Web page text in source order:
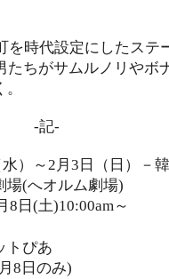
時代設定にしたステ
たちがサムルノリやボ
-記-
）～2月3日（日）－
場(へオルム劇場)
8日(土)10:00am～
トぴあ
8日のみ)